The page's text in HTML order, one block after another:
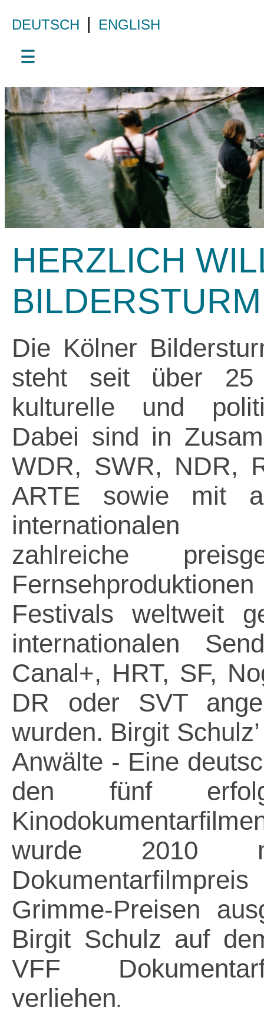
DEUTSCH | ENGLISH
☰
HERZLICH
Die Kölner
steht seit über 25
kulturelle und
Dabei sind in
WDR, SWR, NDR,
ARTE sowie mit
internationalen
zahlreiche
Festivals weltweit
internationalen
Canal+, HRT, SF,
DR oder SVT
wurden. Birgit
Anwälte - Eine
den fünf
wurde 2010
Grimme-Preisen
Birgit Schulz auf
VFF
verliehen.